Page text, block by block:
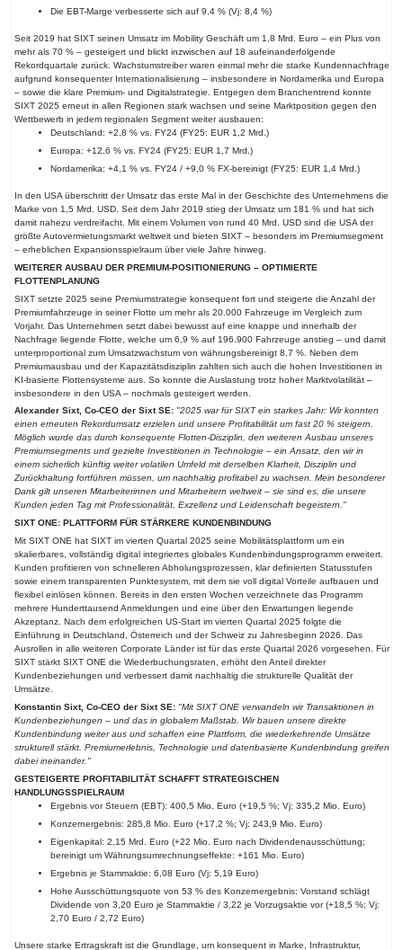
Die EBT-Marge verbesserte sich auf 9,4 % (Vj: 8,4 %)
Seit 2019 hat SIXT seinen Umsatz im Mobility Geschäft um 1,8 Mrd. Euro – ein Plus von
mehr als 70 % – gesteigert und blickt inzwischen auf 18 aufeinanderfolgende
Rekordquartale zurück. Wachstumstreiber waren einmal mehr die starke Kundennachfrage
aufgrund konsequenter Internationalisierung – insbesondere in Nordamerika und Europa
– sowie die klare Premium- und Digitalstrategie. Entgegen dem Branchentrend konnte
SIXT 2025 erneut in allen Regionen stark wachsen und seine Marktposition gegen den
Wettbewerb in jedem regionalen Segment weiter ausbauen:
Deutschland: +2,8 % vs. FY24 (FY25: EUR 1,2 Mrd.)
Europa: +12,6 % vs. FY24 (FY25: EUR 1,7 Mrd.)
Nordamerika: +4,1 % vs. FY24 / +9,0 % FX-bereinigt (FY25: EUR 1,4 Mrd.)
In den USA überschritt der Umsatz das erste Mal in der Geschichte des Unternehmens die
Marke von 1,5 Mrd. USD. Seit dem Jahr 2019 stieg der Umsatz um 181 % und hat sich
damit nahezu verdreifacht. Mit einem Volumen von rund 40 Mrd. USD sind die USA der
größte Autovermietungsmarkt weltweit und bieten SIXT – besonders im Premiumsegment
– erheblichen Expansionsspielraum über viele Jahre hinweg.
WEITERER AUSBAU DER PREMIUM-POSITIONIERUNG – OPTIMIERTE
FLOTTENPLANUNG
SIXT setzte 2025 seine Premiumstrategie konsequent fort und steigerte die Anzahl der
Premiumfahrzeuge in seiner Flotte um mehr als 20.000 Fahrzeuge im Vergleich zum
Vorjahr. Das Unternehmen setzt dabei bewusst auf eine knappe und innerhalb der
Nachfrage liegende Flotte, welche um 6,9 % auf 196.900 Fahrzeuge anstieg – und damit
unterproportional zum Umsatzwachstum von währungsbereinigt 8,7 %. Neben dem
Premiumausbau und der Kapazitätsdisziplin zahlten sich auch die hohen Investitionen in
KI-basierte Flottensysteme aus. So konnte die Auslastung trotz hoher Marktvolatilität –
insbesondere in den USA – nochmals gesteigert werden.
Alexander Sixt, Co-CEO der Sixt SE:"2025 war für SIXT ein starkes Jahr: Wir konnten
einen erneuten Rekordumsatz erzielen und unsere Profitabilität um fast 20 % steigern.
Möglich wurde das durch konsequente Flotten-Disziplin, den weiteren Ausbau unseres
Premiumsegments und gezielte Investitionen in Technologie – ein Ansatz, den wir in
einem sicherlich künftig weiter volatilen Umfeld mit derselben Klarheit, Disziplin und
Zurückhaltung fortführen müssen, um nachhaltig profitabel zu wachsen. Mein besonderer
Dank gilt unseren Mitarbeiterinnen und Mitarbeitern weltweit – sie sind es, die unsere
Kunden jeden Tag mit Professionalität, Exzellenz und Leidenschaft begeistern."
SIXT ONE: PLATTFORM FÜR STÄRKERE KUNDENBINDUNG
Mit SIXT ONE hat SIXT im vierten Quartal 2025 seine Mobilitätsplattform um ein
skalierbares, vollständig digital integriertes globales Kundenbindungsprogramm erweitert.
Kunden profitieren von schnelleren Abholungsprozessen, klar definierten Statusstufen
sowie einem transparenten Punktesystem, mit dem sie voll digital Vorteile aufbauen und
flexibel einlösen können. Bereits in den ersten Wochen verzeichnete das Programm
mehrere Hunderttausend Anmeldungen und eine über den Erwartungen liegende
Akzeptanz. Nach dem erfolgreichen US-Start im vierten Quartal 2025 folgte die
Einführung in Deutschland, Österreich und der Schweiz zu Jahresbeginn 2026. Das
Ausrollen in alle weiteren Corporate Länder ist für das erste Quartal 2026 vorgesehen. Für
SIXT stärkt SIXT ONE die Wiederbuchungsraten, erhöht den Anteil direkter
Kundenbeziehungen und verbessert damit nachhaltig die strukturelle Qualität der
Umsätze.
Konstantin Sixt, Co-CEO der Sixt SE: "Mit SIXT ONE verwandeln wir Transaktionen in
Kundenbeziehungen – und das in globalem Maßstab. Wir bauen unsere direkte
Kundenbindung weiter aus und schaffen eine Plattform, die wiederkehrende Umsätze
strukturell stärkt. Premiumerlebnis, Technologie und datenbasierte Kundenbindung greifen
dabei ineinander."
GESTEIGERTE PROFITABILITÄT SCHAFFT STRATEGISCHEN
HANDLUNGSSPIELRAUM
Ergebnis vor Steuern (EBT): 400,5 Mio. Euro (+19,5 %; Vj: 335,2 Mio. Euro)
Konzernergebnis: 285,8 Mio. Euro (+17,2 %; Vj: 243,9 Mio. Euro)
Eigenkapital: 2,15 Mrd. Euro (+22 Mio. Euro nach Dividendenausschüttung;
bereinigt um Währungsumrechnungseffekte: +161 Mio. Euro)
Ergebnis je Stammaktie: 6,08 Euro (Vj: 5,19 Euro)
Hohe Ausschüttungsquote von 53 % des Konzernergebnis: Vorstand schlägt
Dividende von 3,20 Euro je Stammaktie / 3,22 je Vorzugsaktie vor (+18,5 %; Vj:
2,70 Euro / 2,72 Euro)
Unsere starke Ertragskraft ist die Grundlage, um konsequent in Marke, Infrastruktur,